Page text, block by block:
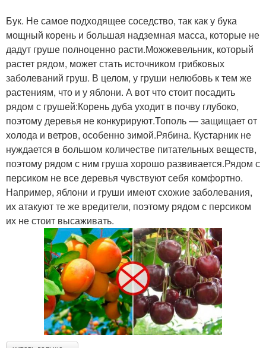
Бук. Не самое подходящее соседство, так как у бука
мощный корень и большая надземная масса, которые не
дадут груше полноценно расти.Можжевельник, который
растет рядом, может стать источником грибковых
заболеваний груш. В целом, у груши нелюбовь к тем же
растениям, что и у яблони. А вот что стоит посадить
рядом с грушей:Корень дуба уходит в почву глубоко,
поэтому деревья не конкурируют.Тополь — защищает от
холода и ветров, особенно зимой.Рябина. Кустарник не
нуждается в большом количестве питательных веществ,
поэтому рядом с ним груша хорошо развивается.Рядом с
персиком не все деревья чувствуют себя комфортно.
Например, яблони и груши имеют схожие заболевания,
их атакуют те же вредители, поэтому рядом с персиком
их не стоит высаживать.